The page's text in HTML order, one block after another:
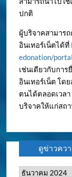
ปกติ
ผู้บริจาคสามาร
อินเทอร์เน็ตได้ที่
edonation/
เช่นเดียวกับกา
อินเทอร์เน็ต โด
ตนได้ตลอดเวล
บริจาคให้แก่สถา
ดูข่าวคว
ดู